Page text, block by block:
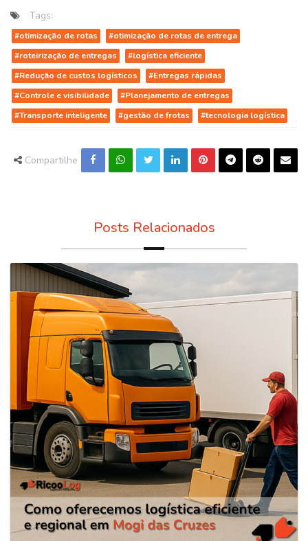
Tags:
#otimização de rotas
#otimização de rotas de entrega
#roteirização de entregas
#logística eficiente
#Redução de custos logísticos
#Entregas rápidas
#Controle e visibilidade
#Planejamento de entregas
#Transporte inteligente
#gestão de frotas #tecnologia logística
Compartilhe
Posts Relacionados